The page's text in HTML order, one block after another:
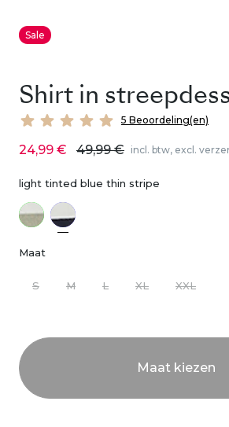
Sale
Shirt in
5 Beoordeling(en)
24,99 € 49,99 € incl. btw, excl.
light tinted blue thin stripe
Maat
S M L XL XXL